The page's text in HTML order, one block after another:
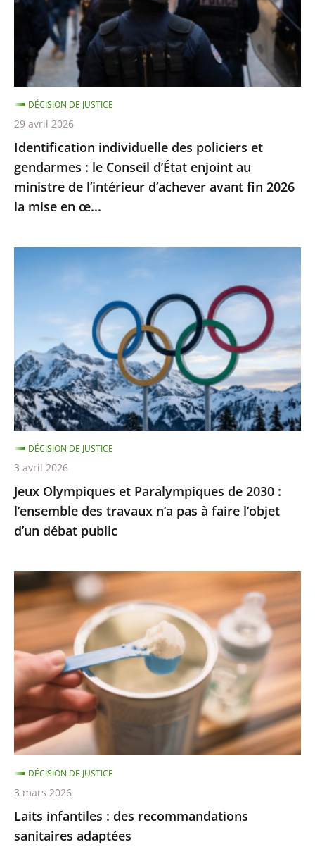
gendarmes
Conseil
d’État
enjoint
au
ministre
de
l’intérieur
d’achever
fin
œ...
Identification individuelle des policiers et
gendarmes : le Conseil d’État enjoint au
ministre de l’intérieur d’achever avant fin 2026
la mise en œ...
DÉCISION DE JUSTICE
29 avril 2026
Olympiques
Paralympiques
2030
:
l’ensemble
des
travaux
n’a
pas
à
faire
l’objet
débat
public
Jeux Olympiques et Paralympiques de 2030 :
l’ensemble des travaux n’a pas à faire l’objet
d’un débat public
DÉCISION DE JUSTICE
3 avril 2026
Laits
infantiles
:
recommandations
sanitaires
adaptées
Laits infantiles : des recommandations
sanitaires adaptées
DÉCISION DE JUSTICE
3 mars 2026